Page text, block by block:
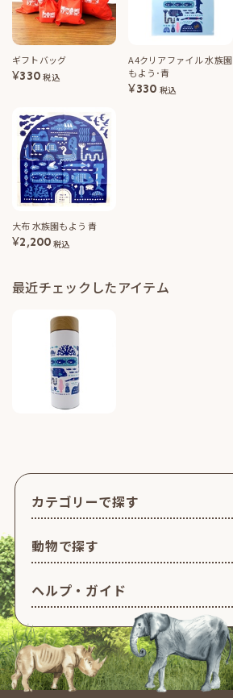
ギフトバッグ
¥330 税込
A4クリアファイル 水族園
もよう･青
¥330 税込
大布 水族園もよう 青
¥2,200 税込
最近チェックしたアイテム
カテゴリーで探す
動物で探す
ヘルプ・ガイド